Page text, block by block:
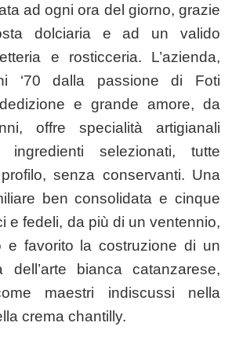
ad ogni ora del giorno, grazie
dolciaria e ad un valido
e rosticceria. L’azienda,
‘70 dalla passione di Foti
e grande amore, da
offre specialità artigianali
ingredienti selezionati, tutte
senza conservanti. Una
ben consolidata e cinque
e fedeli, da più di un ventennio,
e favorito la costruzione di un
bianca catanzarese,
maestri indiscussi nella
crema chantilly.